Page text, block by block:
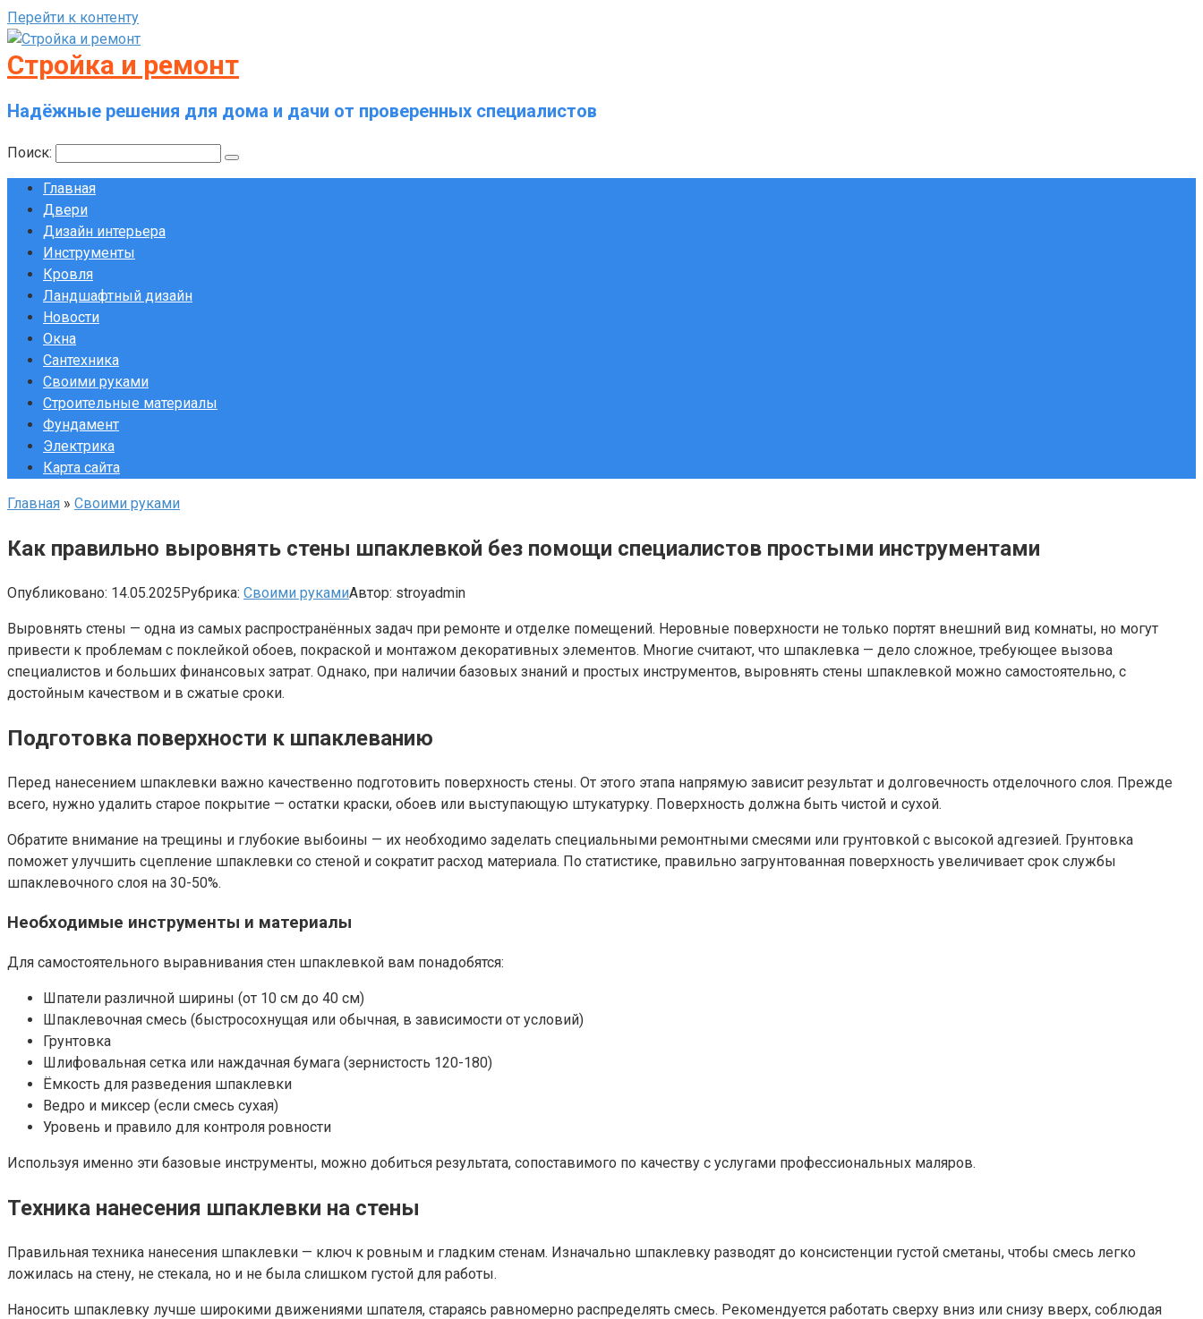
Перейти к контенту
Стройка и ремонт
Надёжные решения для дома и дачи от проверенных специалистов
Поиск:
Главная
Двери
Дизайн интерьера
Инструменты
Кровля
Ландшафтный дизайн
Новости
Окна
Сантехника
Своими руками
Строительные материалы
Фундамент
Электрика
Карта сайта
Главная » Своими руками
Как правильно выровнять стены шпаклевкой без помощи специалистов простыми инструментами
Опубликовано: 14.05.2025Рубрика: Своими рукамиАвтор: stroyadmin
Выровнять стены — одна из самых распространённых задач при ремонте и отделке помещений. Неровные поверхности не только портят внешний вид комнаты, но могут
привести к проблемам с поклейкой обоев, покраской и монтажом декоративных элементов. Многие считают, что шпаклевка — дело сложное, требующее вызова
специалистов и больших финансовых затрат. Однако, при наличии базовых знаний и простых инструментов, выровнять стены шпаклевкой можно самостоятельно, с
достойным качеством и в сжатые сроки.
Подготовка поверхности к шпаклеванию
Перед нанесением шпаклевки важно качественно подготовить поверхность стены. От этого этапа напрямую зависит результат и долговечность отделочного слоя. Прежде
всего, нужно удалить старое покрытие — остатки краски, обоев или выступающую штукатурку. Поверхность должна быть чистой и сухой.
Обратите внимание на трещины и глубокие выбоины — их необходимо заделать специальными ремонтными смесями или грунтовкой с высокой адгезией. Грунтовка
поможет улучшить сцепление шпаклевки со стеной и сократит расход материала. По статистике, правильно загрунтованная поверхность увеличивает срок службы
шпаклевочного слоя на 30-50%.
Необходимые инструменты и материалы
Для самостоятельного выравнивания стен шпаклевкой вам понадобятся:
Шпатели различной ширины (от 10 см до 40 см)
Шпаклевочная смесь (быстросохнущая или обычная, в зависимости от условий)
Грунтовка
Шлифовальная сетка или наждачная бумага (зернистость 120-180)
Ёмкость для разведения шпаклевки
Ведро и миксер (если смесь сухая)
Уровень и правило для контроля ровности
Используя именно эти базовые инструменты, можно добиться результата, сопоставимого по качеству с услугами профессиональных маляров.
Техника нанесения шпаклевки на стены
Правильная техника нанесения шпаклевки — ключ к ровным и гладким стенам. Изначально шпаклевку разводят до консистенции густой сметаны, чтобы смесь легко
ложилась на стену, не стекала, но и не была слишком густой для работы.
Наносить шпаклевку лучше широкими движениями шпателя, стараясь равномерно распределять смесь. Рекомендуется работать сверху вниз или снизу вверх, соблюдая